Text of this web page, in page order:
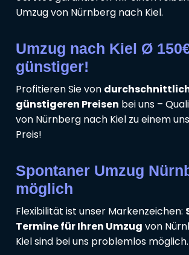
Umzug von Nürnberg nach Kiel.
Umzug nach Kiel Ø
günstiger!
Profitieren Sie von
günstigeren Preisen bei uns –
von Nürnberg nach Kiel zu einem
Preis!
Spontaner Umzug
möglich
Flexibilität ist unser Markenzeichen:
Termine für Ihren Umzug von
Kiel sind bei uns problemlos möglich.